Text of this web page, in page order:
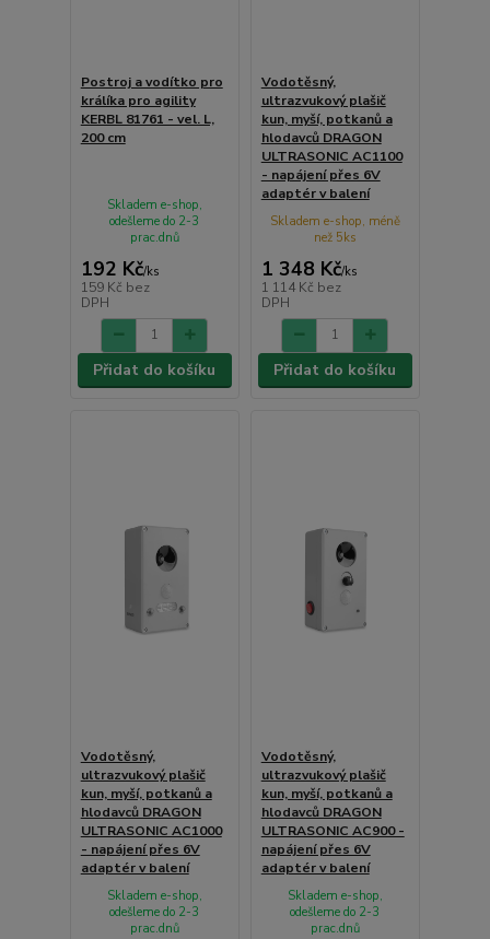
Postroj a vodítko pro
králíka pro agility
KERBL 81761 - vel. L,
200 cm
192 Kč/ks
159 Kč bez
DPH
Skladem e-shop,
odešleme do 2-3
prac.dnů
Přidat do košíku
Vodotěsný,
ultrazvukový plašič
kun, myší, potkanů a
hlodavců DRAGON
ULTRASONIC AC1100
- napájení přes 6V
adaptér v balení
1 348 Kč/ks
1 114 Kč bez
DPH
Skladem e-shop, méně
než 5ks
Přidat do košíku
Vodotěsný,
ultrazvukový plašič
kun, myší, potkanů a
hlodavců DRAGON
ULTRASONIC AC1000
- napájení přes 6V
adaptér v balení
Skladem e-shop,
odešleme do 2-3
prac.dnů
Vodotěsný,
ultrazvukový plašič
kun, myší, potkanů a
hlodavců DRAGON
ULTRASONIC AC900 -
napájení přes 6V
adaptér v balení
Skladem e-shop,
odešleme do 2-3
prac.dnů